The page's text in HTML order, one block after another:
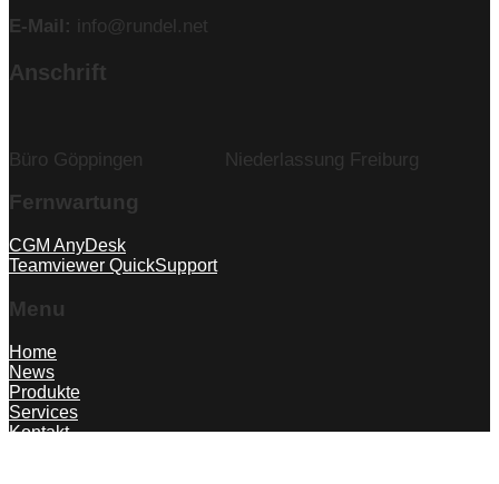
E-Mail: info@rundel.net
Anschrift
Büro Göppingen Niederlassung Freiburg
Fernwartung
CGM AnyDesk
Teamviewer QuickSupport
Menu
Home
News
Produkte
Services
Kontakt